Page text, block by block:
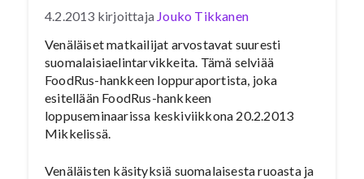
4.2.2013 kirjoittaja Jouko Tikkanen
Venäläiset matkailijat arvostavat suuresti
suomalaisiaelintarvikkeita. Tämä selviää
FoodRus-hankkeen loppuraportista, joka
esitellään FoodRus-hankkeen
loppuseminaarissa keskiviikkona 20.2.2013
Mikkelissä.
Venäläisten käsityksiä suomalaisesta ruoasta ja